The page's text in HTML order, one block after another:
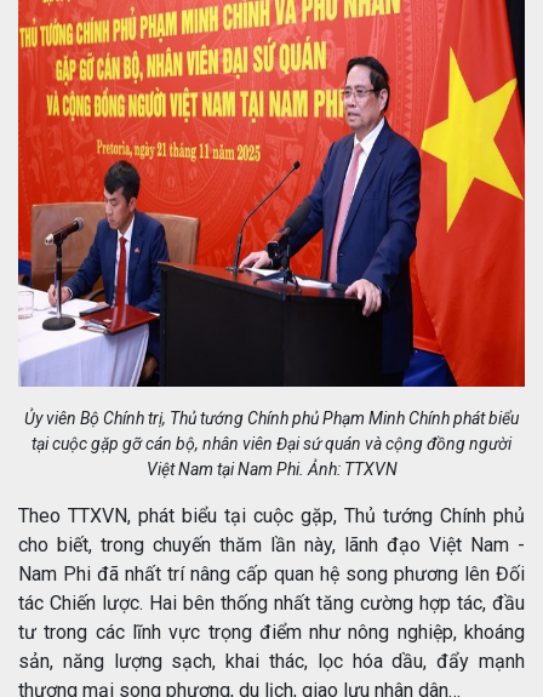
Ủy viên Bộ Chính trị, Thủ tướng Chính phủ Phạm Minh Chính phát biểu
tại cuộc gặp gỡ cán bộ, nhân viên Đại sứ quán và cộng đồng người
Việt Nam tại Nam Phi. Ảnh: TTXVN
Theo TTXVN, phát biểu tại cuộc gặp, Thủ tướng Chính phủ
cho biết, trong chuyến thăm lần này, lãnh đạo Việt Nam -
Nam Phi đã nhất trí nâng cấp quan hệ song phương lên Đối
tác Chiến lược. Hai bên thống nhất tăng cường hợp tác, đầu
tư trong các lĩnh vực trọng điểm như nông nghiệp, khoáng
sản, năng lượng sạch, khai thác, lọc hóa dầu, đẩy mạnh
thương mại song phương, du lịch, giao lưu nhân dân…